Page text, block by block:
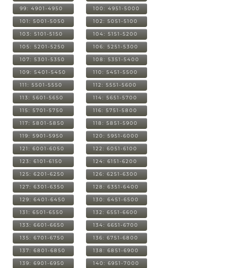
99: 4901-4950 100: 4951-5000
101: 5001-5050 102: 5051-5100
103: 5101-5150 104: 5151-5200
105: 5201-5250 106: 5251-5300
107: 5301-5350 108: 5351-5400
109: 5401-5450 110: 5451-5500
111: 5501-5550 112: 5551-5600
113: 5601-5650 114: 5651-5700
115: 5701-5750 116: 5751-5800
117: 5801-5850 118: 5851-5900
119: 5901-5950 120: 5951-6000
121: 6001-6050 122: 6051-6100
123: 6101-6150 124: 6151-6200
125: 6201-6250 126: 6251-6300
127: 6301-6350 128: 6351-6400
129: 6401-6450 130: 6451-6500
131: 6501-6550 132: 6551-6600
133: 6601-6650 134: 6651-6700
135: 6701-6750 136: 6751-6800
137: 6801-6850 138: 6851-6900
139: 6901-6950 140: 6951-7000